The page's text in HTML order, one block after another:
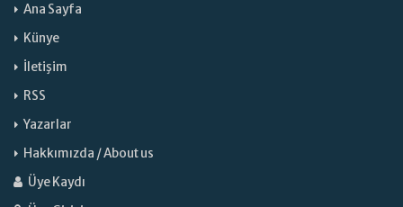
Ana Sayfa
Künye
İletişim
RSS
Yazarlar
Hakkımızda / About us
Üye Kaydı